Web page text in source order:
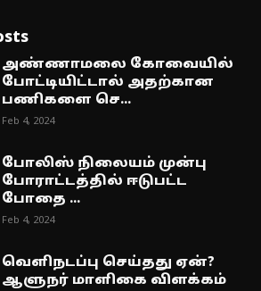
அண்ணாமலை கோவையில்
போட்டியிட்டால் அதற்கான
பணிகளை செ...
Feb 4, 2024
போலிஸ் நிலையம் முன்பு
போராட்டத்தில் ஈடுபட்ட
போதை ...
Feb 4, 2024
வெளிநடப்பு செய்தது ஏன்?
ஆளுநர் மாளிகை விளக்கம்